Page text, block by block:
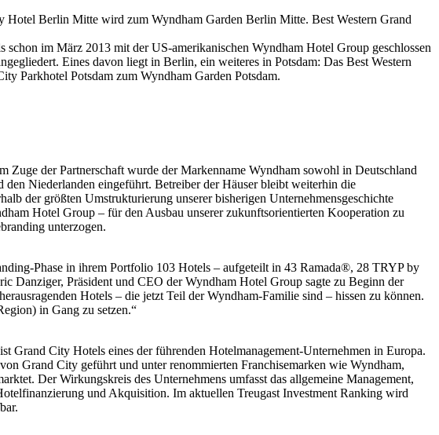
Hotel Berlin Mitte wird zum Wyndham Garden Berlin Mitte. Best Western Grand
im März 2013 mit der US-amerikanischen Wyndham Hotel Group geschlossen
Eines davon liegt in Berlin, ein weiteres in Potsdam: Das Best Western
Parkhotel Potsdam zum Wyndham Garden Potsdam.
Zuge der Partnerschaft wurde der Markenname Wyndham sowohl in Deutschland
Niederlanden eingeführt. Betreiber der Häuser bleibt weiterhin die
der größten Umstrukturierung unserer bisherigen Unternehmensgeschichte
Hotel Group – für den Ausbau unserer zukunftsorientierten Kooperation zu
unterzogen.
Phase in ihrem Portfolio 103 Hotels – aufgeteilt in 43 Ramada®, 28 TRYP by
Danziger, Präsident und CEO der Wyndham Hotel Group sagte zu Beginn der
Hotels – die jetzt Teil der Wyndham-Familie sind – hissen zu können.
in Gang zu setzen.“
City Hotels eines der führenden Hotelmanagement-Unternehmen in Europa.
Grand City geführt und unter renommierten Franchisemarken wie Wyndham,
Der Wirkungskreis des Unternehmens umfasst das allgemeine Management,
und Akquisition. Im aktuellen Treugast Investment Ranking wird